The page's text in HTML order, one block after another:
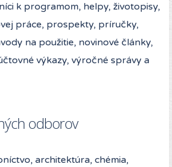
k programom, helpy, životopisy,
práce, prospekty, príručky,
na použitie, novinové články,
výkazy, výročné správy a
odborov
architektúra, chémia,